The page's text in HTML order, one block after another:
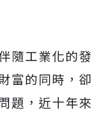
隨工業化的發
富的同時，卻
題，近十年來